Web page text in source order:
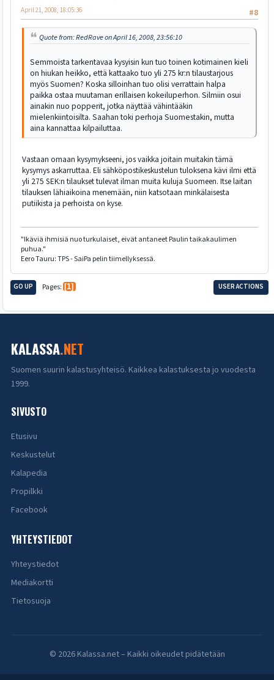
#8
April 21, 2008, 18:05:36
Quote from: RedRave on April 16, 2008, 23:56:10
Semmoista tarkentavaa kysyisin kun tuo toinen kotimainen kieli
on hiukan heikko, että kattaako tuo yli 275 kr:n tilaustarjous
myös Suomen? Koska silloinhan tuo olisi verrattain halpa
paikka ostaa muutaman erillaisen kokeiluperhon. Silmiin osui
ainakin nuo popperit, jotka näyttää vähintääkin
mielenkiintoisilta. Saahan toki perhoja Suomestakin, mutta
aina kannattaa kilpailuttaa.
Vastaan omaan kysymykseeni, jos vaikka joitain muitakin tämä
kysymys askarruttaa. Eli sähköpostikeskustelun tuloksena kävi ilmi että
yli 275 SEK:n tilaukset tulevat ilman muita kuluja Suomeen. Itse laitan
tilauksen lähiaikoina menemään, niin katsotaan minkälaisesta
putiikista ja perhoista on kyse.
"Ikäviä ihmisiä nuo turkulaiset, eivät antaneet Paulin taikakaulimen
puhua."
Eero Tauru: TPS - SaiPa pelin tiimellyksessä.
GO UP Pages 1 USER ACTIONS
KALASSA.NET
Suomen suurin kalastusyhteisö. Kaikkea kalastuksesta jo vuodesta
1999.
SIVUSTO
Etusivu
Keskustelut
Kalapedia
Propilkki
Facebook
YHTEYSTIEDOT
Yhteystiedot
Mediakortti
Tietosuoja
© 2026 Kalassa.net – Kaikki oikeudet pidätetään